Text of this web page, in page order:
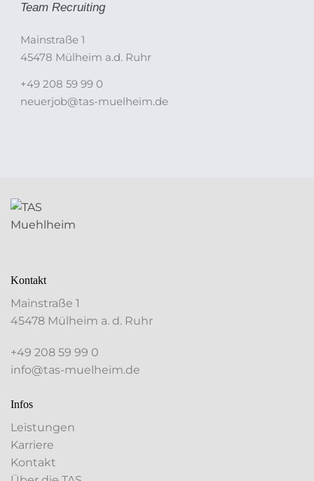
Team Recruiting
Mainstraße 1
45478 Mülheim a.d. Ruhr
+49 208 59 99 0
neuerjob@tas-muelheim.de
Kontakt
Mainstraße 1
45478 Mülheim a. d. Ruhr
+49 208 59 99 0
info@tas-muelheim.de
Infos
Leistungen
Karriere
Kontakt